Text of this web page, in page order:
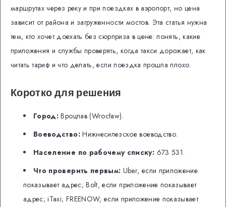
маршрутах через реку и при поездках в аэропорт, но цена
зависит от района и загруженности мостов. Эта статья нужна
тем, кто хочет доехать без сюрприза в цене: понять, какие
приложения и службы проверять, когда такси дорожает, как
читать тариф и что делать, если поездка прошла плохо.
Коротко для решения
Город: Вроцлав (Wrocław).
Воеводство:Нижнесилезское воеводство.
Население по рабочему списку: 673 531.
Что проверить первым: Uber, если приложение
показывает адрес; Bolt, если приложение показывает
адрес; iTaxi; FREENOW, если приложение показывает